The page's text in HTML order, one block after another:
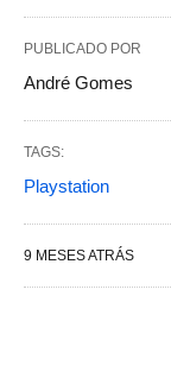
PUBLICADO POR
André Gomes
TAGS:
Playstation
9 MESES ATRÁS